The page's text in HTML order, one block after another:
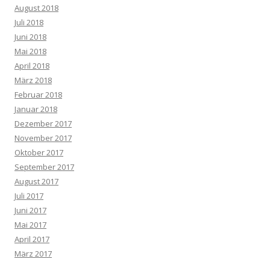
August 2018
Juli 2018
Juni 2018
Mai 2018
April 2018
März 2018
Februar 2018
Januar 2018
Dezember 2017
November 2017
Oktober 2017
September 2017
August 2017
Juli 2017
Juni 2017
Mai 2017
April 2017
März 2017